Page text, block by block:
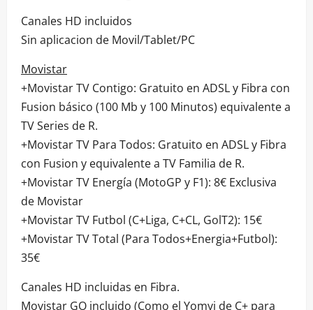
Canales HD incluidos
Sin aplicacion de Movil/Tablet/PC
Movistar
+Movistar TV Contigo: Gratuito en ADSL y Fibra con
Fusion básico (100 Mb y 100 Minutos) equivalente a
TV Series de R.
+Movistar TV Para Todos: Gratuito en ADSL y Fibra
con Fusion y equivalente a TV Familia de R.
+Movistar TV Energía (MotoGP y F1): 8€ Exclusiva
de Movistar
+Movistar TV Futbol (C+Liga, C+CL, GolT2): 15€
+Movistar TV Total (Para Todos+Energia+Futbol):
35€
Canales HD incluidas en Fibra.
Movistar GO incluido (Como el Yomvi de C+ para